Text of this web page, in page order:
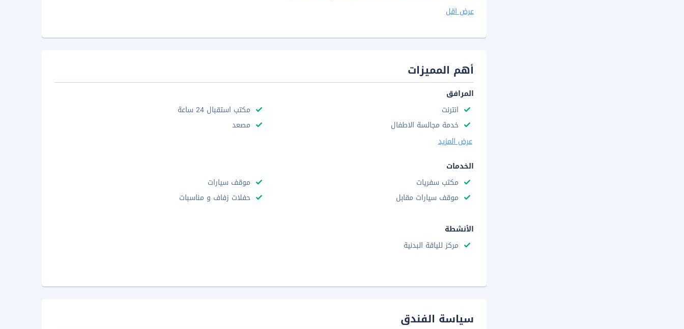
عرض اقل
أهم المميزات
المرافق
انترنت
مكتب استقبال 24 ساعة
خدمة مجالسة الاطفال
مصعد
عرض المزيد
الخدمات
مكتب سفريات
موقف سيارات
موقف سيارات مقابل
حفلات زفاف و مناسبات
الأنشطة
مركز للياقة البدنية
سياسة الفندق